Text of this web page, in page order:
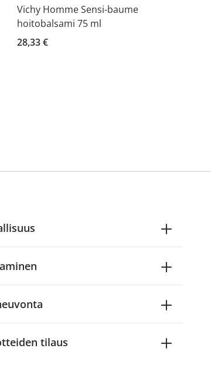
Vichy Homme Sensi-baume
hoitobalsami 75 ml
28,33 €
tilaus